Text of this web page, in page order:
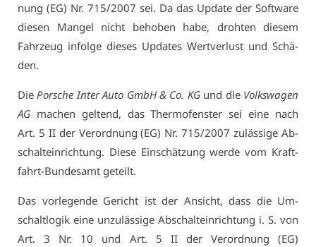
nung (EG) Nr. 715/2007 sei. Da das Up­date der Soft­ware
die­sen Man­gel nicht be­ho­ben ha­be, droh­ten die­sem
Fahr­zeug in­fol­ge die­ses Up­dates Wert­ver­lust und Schä­
den.
DiePor­sche In­ter Au­to GmbH & Co. KGund die Volks­wa­gen
AG ma­chen gel­tend, das Ther­mo­fens­ter sei ei­ne nach
Art. 5 II der Ver­ord­nung (EG) Nr. 715/2007 zu­läs­si­ge Ab­
schalt­ein­rich­tung. Die­se Ein­schät­zung wer­de vom Kraft­
fahrt-Bun­des­amt ge­teilt.
Das vor­le­gen­de Ge­richt ist der An­sicht, dass die Um­
schalt­lo­gik ei­ne un­zu­läs­si­ge Ab­schalt­ein­rich­tung i. S. von
Art. 3 Nr. 10 und Art. 5 II der Ver­ord­nung (EG)